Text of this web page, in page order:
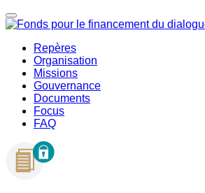
Repères
Organisation
Missions
Gouvernance
Documents
Focus
FAQ